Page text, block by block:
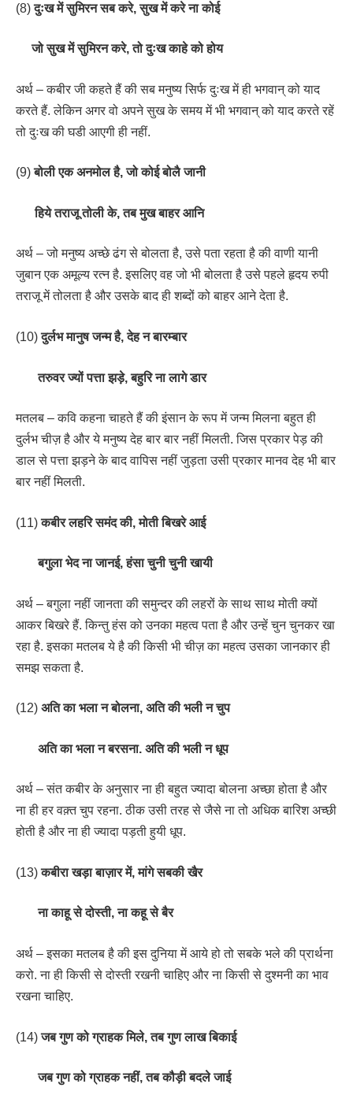
(8)दुःख में सुमिरन सब करे, सुख में करे ना कोई
जो सुख में सुमिरन करे, तो दुःख काहे को होय
अर्थ – कबीर जी कहते हैं की सब मनुष्य सिर्फ दुःख में ही भगवान् को याद
करते हैं. लेकिन अगर वो अपने सुख के समय में भी भगवान् को याद करते रहें
तो दुःख की घडी आएगी ही नहीं.
(9)बोली एक अनमोल है, जो कोई बोलै जानी
हिये तराजू तोली के, तब मुख बाहर आनि
अर्थ – जो मनुष्य अच्छे ढंग से बोलता है, उसे पता रहता है की वाणी यानी
जुबान एक अमूल्य रत्न है. इसलिए वह जो भी बोलता है उसे पहले हृदय रुपी
तराजू में तोलता है और उसके बाद ही शब्दों को बाहर आने देता है.
(10)दुर्लभ मानुष जन्म है, देह न बारम्बार
तरुवर ज्यों पत्ता झड़े, बहुरि ना लागे डार
मतलब – कवि कहना चाहते हैं की इंसान के रूप में जन्म मिलना बहुत ही
दुर्लभ चीज़ है और ये मनुष्य देह बार बार नहीं मिलती. जिस प्रकार पेड़ की
डाल से पत्ता झड़ने के बाद वापिस नहीं जुड़ता उसी प्रकार मानव देह भी बार
बार नहीं मिलती.
(11)कबीर लहरि समंद की, मोती बिखरे आई
बगुला भेद ना जानई, हंसा चुनी चुनी खायी
अर्थ – बगुला नहीं जानता की समुन्दर की लहरों के साथ साथ मोती क्यों
आकर बिखरे हैं. किन्तु हंस को उनका महत्व पता है और उन्हें चुन चुनकर खा
रहा है. इसका मतलब ये है की किसी भी चीज़ का महत्व उसका जानकार ही
समझ सकता है.
(12) अति का भला न बोलना, अति की भली न चुप
अति का भला न बरसना. अति की भली न धूप
अर्थ – संत कबीर के अनुसार ना ही बहुत ज्यादा बोलना अच्छा होता है और
ना ही हर वक़्त चुप रहना. ठीक उसी तरह से जैसे ना तो अधिक बारिश अच्छी
होती है और ना ही ज्यादा पड़ती हुयी धूप.
(13)कबीरा खड़ा बाज़ार में, मांगे सबकी खैर
ना काहू से दोस्ती, ना कहू से बैर
अर्थ – इसका मतलब है की इस दुनिया में आये हो तो सबके भले की प्रार्थना
करो. ना ही किसी से दोस्ती रखनी चाहिए और ना किसी से दुश्मनी का भाव
रखना चाहिए.
(14)जब गुण को ग्राहक मिले, तब गुण लाख बिकाई
जब गुण को ग्राहक नहीं, तब कौड़ी बदले जाई